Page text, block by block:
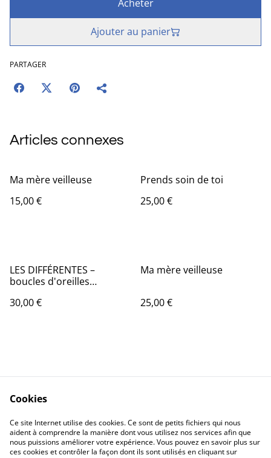
Acheter
Ajouter au panier
PARTAGER
Articles connexes
Ma mère veilleuse
15,00 €
Prends soin de toi
25,00 €
LES DIFFÉRENTES –
boucles d'oreilles
30,00 €
Ma mère veilleuse
25,00 €
Politique de
confidentialité
Politique de cookies
Cookies
Ce site Internet utilise des cookies. Ce sont de petits fichiers qui nous
aident à comprendre la manière dont vous utilisez nos services afin que
nous puissions améliorer votre expérience. Vous pouvez en savoir plus sur
ces cookies et contrôler la façon dont ils sont utilisés en cliquant sur